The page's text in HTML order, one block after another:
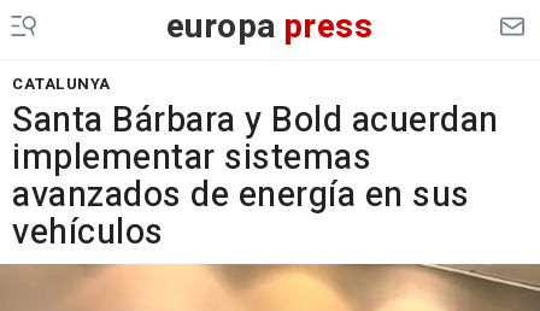
europa press
CATALUNYA
Santa Bárbara y Bold acuerdan
implementar sistemas
avanzados de energía en sus
vehículos